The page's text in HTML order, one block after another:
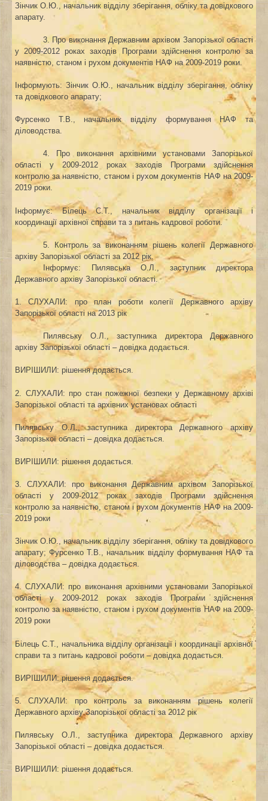
Зінчик О.Ю. , начальник відділу зберігання, обліку та довідкового
апарату.
3. Про виконання Державним архівом Запорізької області
у 2009-2012 роках заходів Програми здійснення контролю за
наявністю, станом і рухом документів НАФ на 2009-2019 роки.
Інформують: Зінчик О.Ю., начальник відділу зберігання, обліку
та довідкового апарату;
Фурсенко Т.В., начальник відділу формування НАФ та
діловодства.
4. Про виконання архівними установами Запорізької
області у 2009-2012 роках заходів Програми здійснення
контролю за наявністю, станом і рухом документів НАФ на 2009-
2019 роки.
Інформує:Білець С.Т. , начальник відділуорганізації і
координації архівної справи та з питань кадрової роботи.
5. Контроль за виконанням рішень колегії Державного
архіву Запорізької області за 2012рік.
Інформує: Пилявська О.Л., заступник директора
Державного архіву Запорізької області.
1. СЛУХАЛИ: проплан роботиколегії Державного архіву
Запорізькоїобласті на201 3рік
Пилявську О.Л., заступника директора Державного
архіву Запорізької області – довідка додається.
ВИРІШИЛИ: рішення додається.
2. СЛУХАЛИ: про стан пожежної безпеки у Державному архіві
Запорізької області та архівних установах області
Пилявську О.Л., заступника директора Державного архіву
Запорізької області – довідка додається.
ВИРІШИЛИ: рішення додається.
3. СЛУХАЛИ: провиконання Державним архівом Запорізької
області у 2009-2012 роках заходів Програми здійснення
контролю за наявністю, станом і рухом документів НАФ на 2009-
2019 роки
Зінчик О.Ю., начальник відділу зберігання, обліку та довідкового
апарату; Фурсенко Т.В., начальник відділу формування НАФ та
діловодства – довідка додається.
4. СЛУХАЛИ: про виконання архівними установами Запорізької
області у 2009-2012 роках заходів Програми здійснення
контролю за наявністю, станом і рухом документів НАФ на 2009-
2019 роки
Білець С.Т. , начальникавідділуорганізації і координації архівної
справи та з питань кадрової роботи – довідка додається.
ВИРІШИЛИ: рішення додається.
5. СЛУХАЛИ: про контроль за виконанням рішень колегії
Державного архіву Запорізької областіза 2012 рік
Пилявську О.Л., заступника директора Державного архіву
Запорізької області – довідка додається.
ВИРІШИЛИ: рішення додається.